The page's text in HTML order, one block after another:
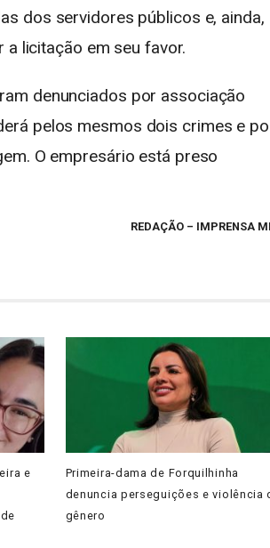
dos servidores públicos e, ainda,
licitação em seu favor.
denunciados por associação
pelos mesmos dois crimes e
O empresário está preso
REDAÇÃO – IMPRENSA
e
Primeira-dama de Forquilhinha
denuncia perseguições e violência
gênero